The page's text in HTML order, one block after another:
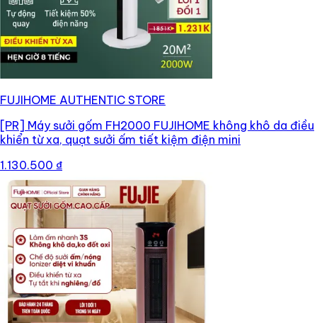
FUJIHOME AUTHENTIC STORE
[PR] Máy sưởi gốm FH2000 FUJIHOME không khô da điều
khiển từ xa, quạt sưởi ấm tiết kiệm điện mini
1.130.500 ₫